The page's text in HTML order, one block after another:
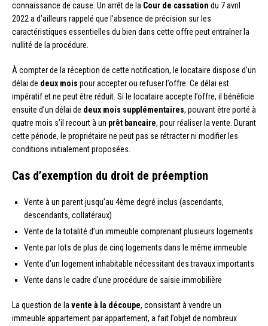
connaissance de cause. Un arrêt de la Cour de cassation du 7 avril
2022 a d’ailleurs rappelé que l’absence de précision sur les
caractéristiques essentielles du bien dans cette offre peut entraîner la
nullité de la procédure.
À compter de la réception de cette notification, le locataire dispose d’un
délai de deux mois pour accepter ou refuser l’offre. Ce délai est
impératif et ne peut être réduit. Si le locataire accepte l’offre, il bénéficie
ensuite d’un délai de deux mois supplémentaires, pouvant être porté à
quatre mois s’il recourt à un prêt bancaire, pour réaliser la vente. Durant
cette période, le propriétaire ne peut pas se rétracter ni modifier les
conditions initialement proposées.
Cas d’exemption du droit de préemption
Vente à un parent jusqu’au 4ème degré inclus (ascendants,
descendants, collatéraux)
Vente de la totalité d’un immeuble comprenant plusieurs logements
Vente par lots de plus de cinq logements dans le même immeuble
Vente d’un logement inhabitable nécessitant des travaux importants
Vente dans le cadre d’une procédure de saisie immobilière
La question de la vente à la découpe, consistant à vendre un
immeuble appartement par appartement, a fait l’objet de nombreux